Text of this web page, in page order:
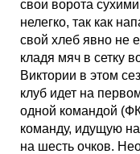
Кубок Европы
Лига Наций
свои ворота
нелегко, так как
свой хлеб явно не
кладя мяч в сетку
Виктории в этом
клуб идет на
одной командой
команду, идущую
на шесть очков.